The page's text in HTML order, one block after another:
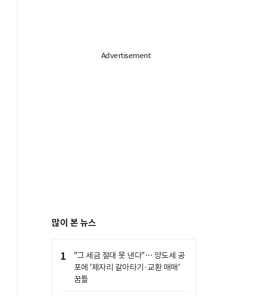
많이 본 뉴스
1
"그 세금 절대 못 낸다"… 양도세 공
포에 '제자리 갈아타기·교환 매매'
꿈틀